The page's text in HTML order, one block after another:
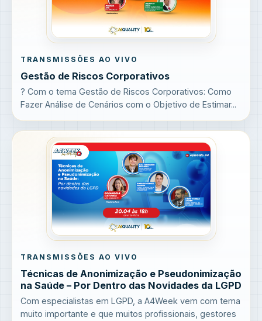
TRANSMISSÕES AO VIVO
Gestão de Riscos Corporativos
? Com o tema Gestão de Riscos Corporativos: Como
Fazer Análise de Cenários com o Objetivo de Estimar...
TRANSMISSÕES AO VIVO
Técnicas de Anonimização e Pseudonimização
na Saúde – Por Dentro das Novidades da LGPD
Com especialistas em LGPD, a A4Week vem com tema
muito importante e que muitos profissionais, gestores